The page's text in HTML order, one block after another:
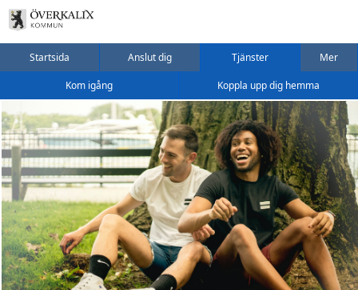
Startsida Anslut dig Tjänster Mer
Kom igång Koppla upp dig hemma